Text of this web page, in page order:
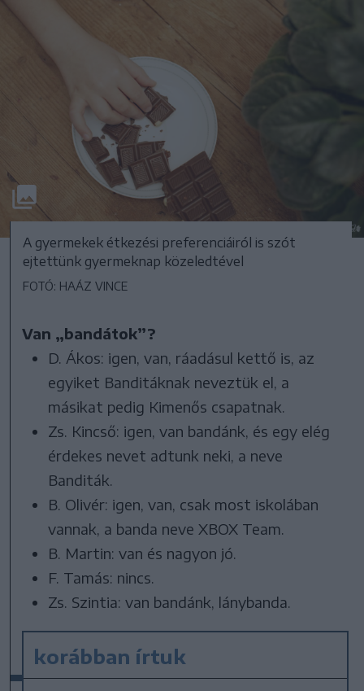
A gyermekek étkezési preferenciáiról is szót
ejtettünk gyermeknap közeledtével
FOTÓ: HAÁZ VINCE
Van „bandátok”?
D. Ákos: igen, van, ráadásul kettő is, az
egyiket Banditáknak neveztük el, a
másikat pedig Kimenős csapatnak.
Zs. Kincső: igen, van bandánk, és egy elég
érdekes nevet adtunk neki, a neve
Banditák.
B. Olivér: igen, van, csak most iskolában
vannak, a banda neve XBOX Team.
B. Martin: van és nagyon jó.
F. Tamás: nincs.
Zs. Szintia: van bandánk, lánybanda.
korábban írtuk